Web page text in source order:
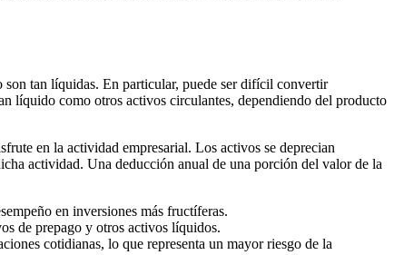
tan líquidas. En particular, puede ser difícil convertir
líquido como otros activos circulantes, dependiendo del producto
en la actividad empresarial. Los activos se deprecian
actividad. Una deducción anual de una porción del valor de la
en inversiones más fructíferas.
de prepago y otros activos líquidos.
cotidianas, lo que representa un mayor riesgo de la